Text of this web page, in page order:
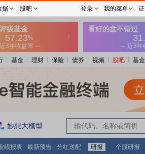
基金 理财 保险 债券 视频 股吧 基
妙想大模型
绩报表 最新预告 分红送配 研报 个股研报
据 股吧 登录 我的菜单